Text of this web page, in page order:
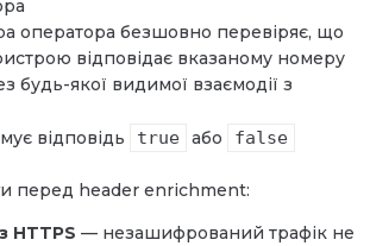
оператора безшовно перевіряє, що
відповідає вказаному номеру
будь-якої видимої взаємодії з
відповідь
true або false
перед header enrichment:
HTTPS — незашифрований трафік не